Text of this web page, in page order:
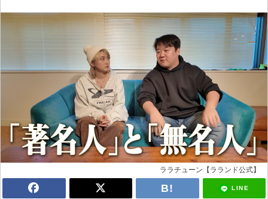
ララチューン【ラランド公式】
LINE